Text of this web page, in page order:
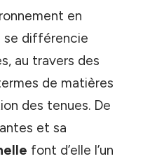
en
se différencie
au travers des
de matières
des tenues. De
et sa
font d’elle l’un